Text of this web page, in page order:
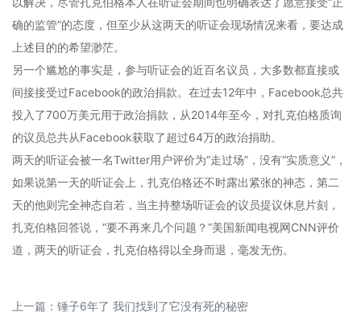
确的监管”的态度，但至少从这两天的听证会现场情况来看，要达成
上述目的的希望渺茫。
另一个尴尬的事实是，参与听证会的近百名议员，大多数都直接或
间接接受过Facebook的政治捐款。在过去12年中，Facebook总共
投入了700万美元用于政治捐款，从2014年至今，对扎克伯格质询
的议员总共从Facebook获取了超过64万的政治捐助。
两天的听证会被一名Twitter用户评价为“走过场”，没有“实质意义”，
如果说第一天的听证会上，扎克伯格还不时露出紧张的神态，第二
天的他则完全神态自若，当主持整场听证会的议员提议休息片刻，
扎克伯格回答说，“要不再来几个问题？”美国新闻电视网CNN评价
道，两天的听证会，扎克伯格得以全身而退，毫发无伤。
上一篇： 锤子6年了 我们找到了它没有死的秘密